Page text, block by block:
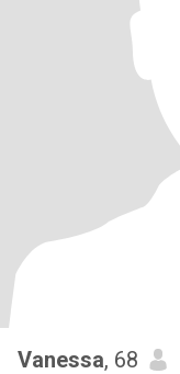
Vanessa, 68